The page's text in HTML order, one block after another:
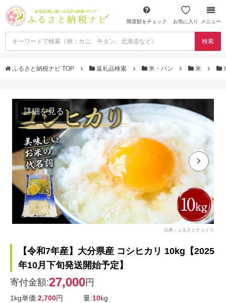
限度額をチェック お気に入り メニュー
検索
ふるさと納税ナビ TOP 返礼品検索 米・パン 米
詳細を見る
出典：ふるさとチョイス
【令和7年産】大分県産 コシヒカリ 10kg【2025
年10月下旬発送開始予定】
寄付金額:27,000円
1kg単価:2,700円 量:10kg